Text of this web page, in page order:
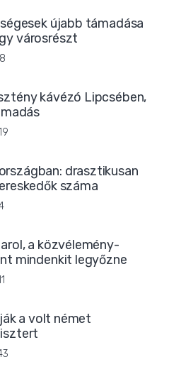
újabb támadása
városrészt
kávézó Lipcsében,
drasztikusan
száma
a közvélemény-
mindenkit legyőzne
a volt német